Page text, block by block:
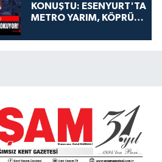
KONUŞTU: ESENYURT'TA
METRO YARIM, KÖPRÜ
KOKUYOR!